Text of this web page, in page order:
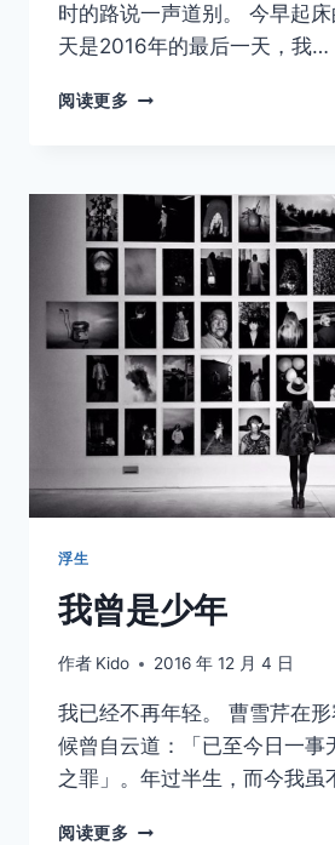
时的路说一声道别。 今早起
天是2016年的最后一天，我…
阅读更多 2016
过
了，
我
一
点
儿
也
不
怀
念
它
浮生
我曾是少年
作者 Kido 2016 年 12 月 4 日
我已经不再年轻。 曹雪芹在
候曾自云道：「已至今日一事
之罪」。年过半生，而今我虽
阅读更多 我